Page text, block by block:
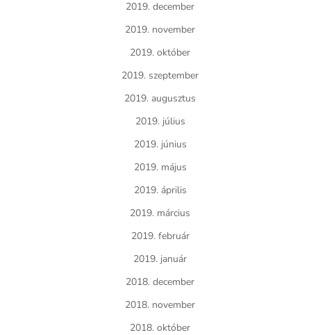
2019. december
2019. november
2019. október
2019. szeptember
2019. augusztus
2019. július
2019. június
2019. május
2019. április
2019. március
2019. február
2019. január
2018. december
2018. november
2018. október